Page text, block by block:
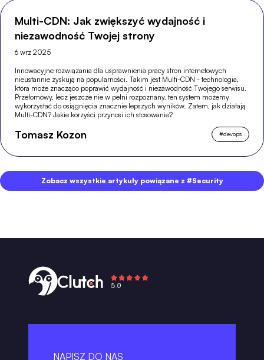
Multi-CDN: Jak zwiększyć wydajność i
niezawodność Twojej strony
6 wrz 2025
Innowacyjne rozwiązania dla usprawnienia pracy stron internetowych
nieustannie zyskują na popularności. Takim jest Multi-CDN - technologia,
która może znacząco poprawić wydajność i niezawodność Twojego serwisu.
Przełomowy, lecz jeszcze nie w pełni rozpoznany, ten system możemy
wykorzystać do osiągnięcia znacznie lepszych wyników. Zatem, jak działają
Multi-CDN? Jakie korzyści przynosi ich stosowanie?
Tomasz Kozon #devops
Zobacz wszystkie artykuły powiązane z #Security
NAPISZ DO NAS